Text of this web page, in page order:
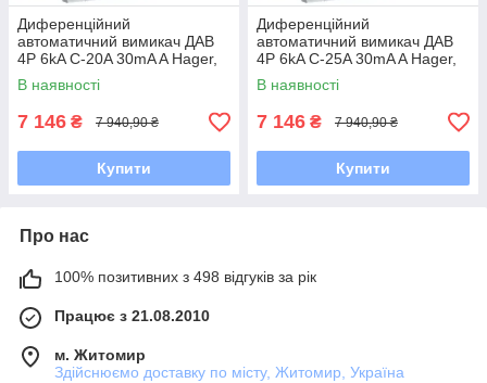
Диференційний
автоматичний вимикач ДАВ
4P 6kA C-20A 30mA A Hager,
20, C
В наявності
7 146 ₴ 7 940,90 ₴
Купити
Диференційний
автоматичний вимикач ДАВ
4P 6kA C-25A 30mA A Hager,
25, C
В наявності
7 146 ₴ 7 940,90 ₴
Купити
Про нас
100% позитивних з 498 відгуків за рік
Працює з 21.08.2010
м. Житомир
Здійснюємо доставку по місту, Житомир, Україна